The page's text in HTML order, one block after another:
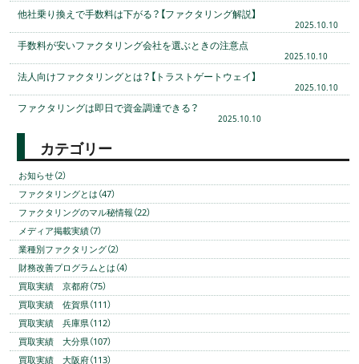
他社乗り換えで手数料は下がる？【ファクタリング解説】
2025.10.10
手数料が安いファクタリング会社を選ぶときの注意点
2025.10.10
法人向けファクタリングとは？【トラストゲートウェイ】
2025.10.10
ファクタリングは即日で資金調達できる？
2025.10.10
カテゴリー
お知らせ（2）
ファクタリングとは（47）
ファクタリングのマル秘情報（22）
メディア掲載実績（7）
業種別ファクタリング（2）
財務改善プログラムとは（4）
買取実績 京都府（75）
買取実績 佐賀県（111）
買取実績 兵庫県（112）
買取実績 大分県（107）
買取実績 大阪府（113）